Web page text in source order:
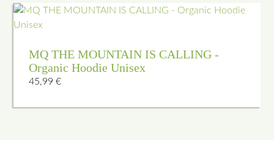
MQ THE MOUNTAIN IS CALLING -
Organic Hoodie Unisex
45,99€